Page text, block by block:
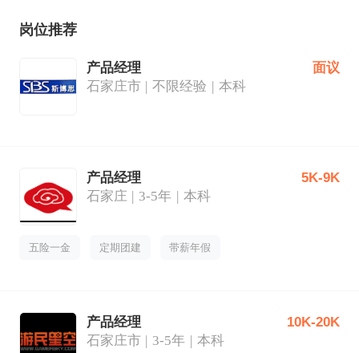
岗位推荐
产品经理
石家庄市
不限经验 本科
面议
产品经理
石家庄
3-5年 本科
5K-9K
五险一金 定期团建 带薪年假
产品经理
石家庄市
3-5年 本科
10K-20K